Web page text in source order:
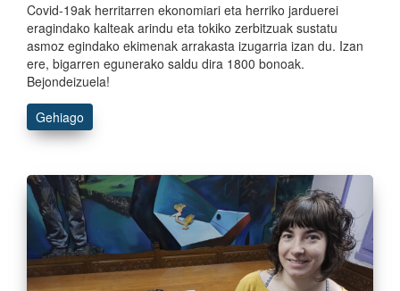
Covid-19ak herritarren ekonomiari eta herriko jarduerei
eragindako kalteak arindu eta tokiko zerbitzuak sustatu
asmoz egindako ekimenak arrakasta izugarria izan du. Izan
ere, bigarren egunerako saldu dira 1800 bonoak.
Bejondeizuela!
Gehiago